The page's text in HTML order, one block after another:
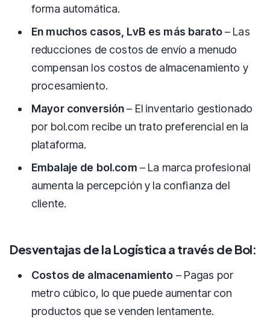
forma automática.
En muchos casos, LvB es más barato– Las
reducciones de costos de envío a menudo
compensan los costos de almacenamiento y
procesamiento.
Mayor conversión– El inventario gestionado
por bol.com recibe un trato preferencial en la
plataforma.
Embalaje de bol.com – La marca profesional
aumenta la percepción y la confianza del
cliente.
Desventajas de la Logística a través de Bol:
Costos de almacenamiento – Pagas por
metro cúbico, lo que puede aumentar con
productos que se venden lentamente.